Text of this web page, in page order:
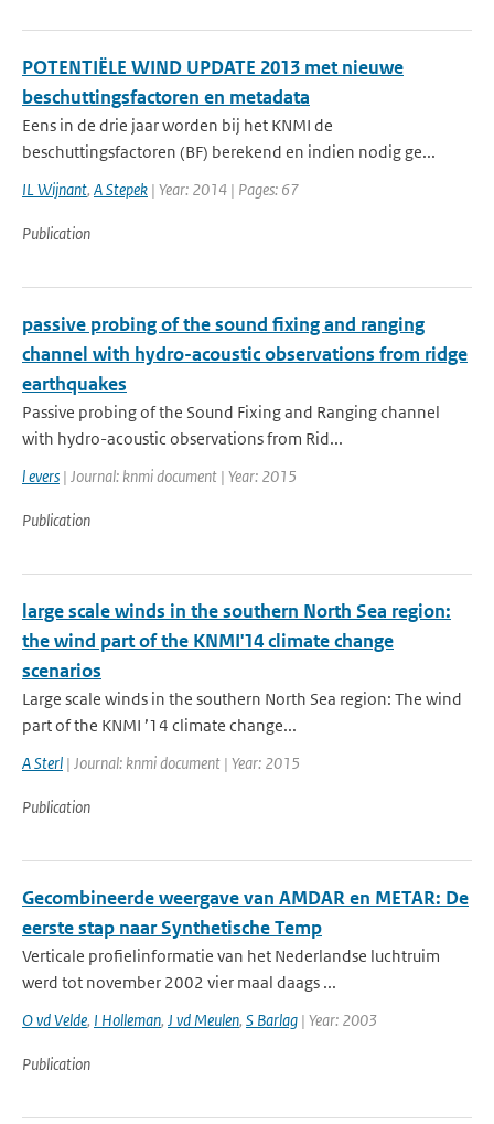
POTENTIËLE WIND UPDATE 2013 met nieuwe
beschuttingsfactoren en metadata
Eens in de drie jaar worden bij het KNMI de
beschuttingsfactoren (BF) berekend en indien nodig ge...
IL Wijnant, A Stepek | Year: 2014 | Pages: 67
Publication
passive probing of the sound fixing and ranging
channel with hydro-acoustic observations from ridge
earthquakes
Passive probing of the Sound Fixing and Ranging channel
with hydro-acoustic observations from Rid...
l evers | Journal: knmi document | Year: 2015
Publication
large scale winds in the southern North Sea region:
the wind part of the KNMI'14 climate change
scenarios
Large scale winds in the southern North Sea region: The wind
part of the KNMI ’14 climate change...
A Sterl | Journal: knmi document | Year: 2015
Publication
Gecombineerde weergave van AMDAR en METAR: De
eerste stap naar Synthetische Temp
Verticale profielinformatie van het Nederlandse luchtruim
werd tot november 2002 vier maal daags ...
O vd Velde, I Holleman, J vd Meulen, S Barlag | Year: 2003
Publication